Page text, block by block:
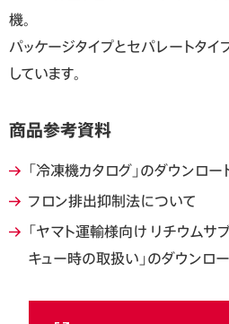
機。
パッケージタイプとセパレートタ
しています。
商品参考資料
「冷凍機カタログ」のダウンロー
フロン排出抑制法について
「ヤマト運輸様向け リチウムサ
キュー時の取扱い」のダウンロ